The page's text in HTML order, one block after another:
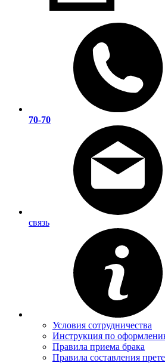
70-70
связь
Условия сотрудничества
Инструкция по
Правила приема брака
Правила составления